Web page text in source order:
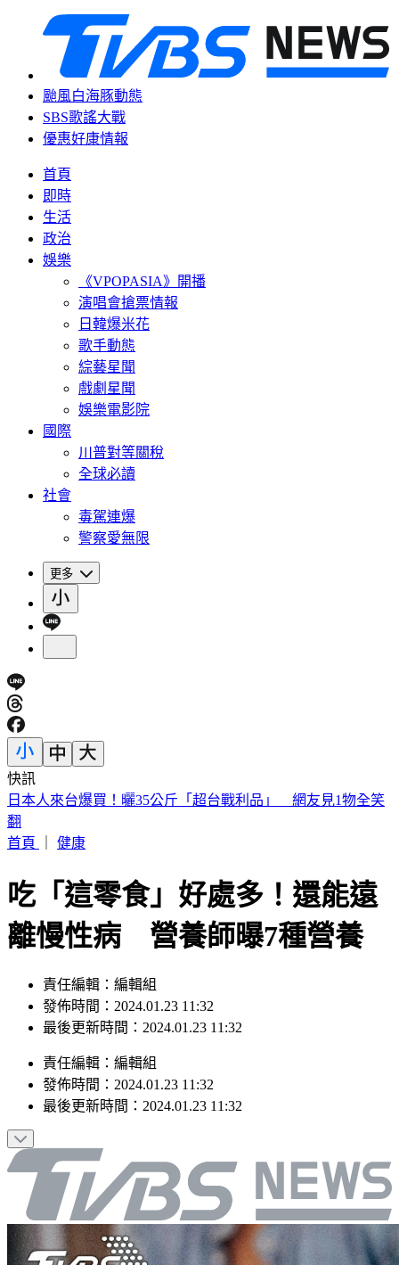
颱風白海豚動態
SBS歌謠大戰
優惠好康情報
首頁
即時
生活
政治
娛樂
《VPOPASIA》開播
演唱會搶票情報
日韓爆米花
歌手動態
綜藝星聞
戲劇星聞
娛樂電影院
國際
川普對等關稅
全球必讀
社會
毒駕連爆
警察愛無限
更多
快訊
白海豚颱風「紮實雨帶」又來了！鄭明典急籲：晚上別出門
首頁
吃「這零食」好處多！還能遠
離慢性病 營養師曝7種營養
發佈時間：2024.01.23 11:32
最後更新時間：2024.01.23 11:32
發佈時間： 2024.01.23 11:32
最後更新時間：2024.01.23 11:32